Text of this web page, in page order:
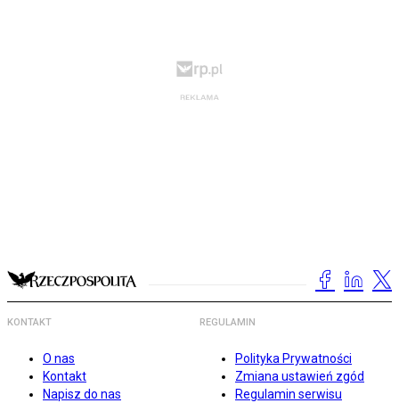
KONTAKT
O nas
Kontakt
Napisz do nas
REGULAMIN
Polityka Prywatności
Zmiana ustawień zgód
Regulamin serwisu